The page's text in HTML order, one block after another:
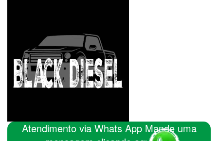
Atendimento via Whats App Mande uma